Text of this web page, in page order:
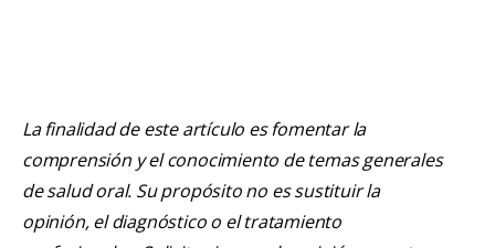
La finalidad de este artículo es fomentar la
comprensión y el conocimiento de temas generales
de salud oral. Su propósito no es sustituir la
opinión, el diagnóstico o el tratamiento